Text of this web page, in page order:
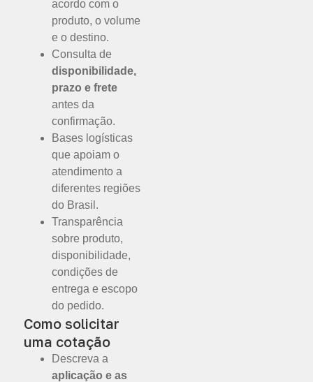
acordo com o
produto, o volume
e o destino.
Consulta de
disponibilidade,
prazo e frete
antes da
confirmação.
Bases logísticas
que apoiam o
atendimento a
diferentes regiões
do Brasil.
Transparência
sobre produto,
disponibilidade,
condições de
entrega e escopo
do pedido.
Como solicitar
uma cotação
Descreva a
aplicação e as